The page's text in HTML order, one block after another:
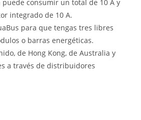
consumir un total de 10 A y
integrado de 10 A.
para que tengas tres libres
o barras energéticas.
de Hong Kong, de Australia y
a través de distribuidores